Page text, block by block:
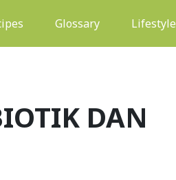
(current)Glossary Lifestyle
DAN